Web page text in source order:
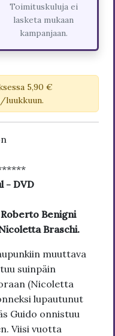
Toimituskuluja ei
lasketa mukaan
kampanjaan.
5,90 €
- DVD
Benigni
Braschi.
muuttava
suinpäin
(Nicoletta
lupautunut
Guido onnistuu
Viisi vuotta